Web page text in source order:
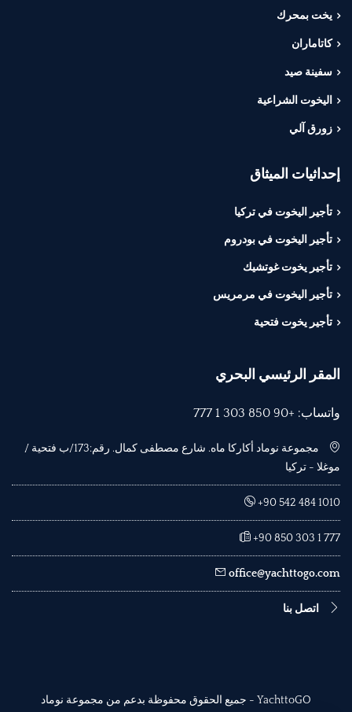
يخت بمحرك
كاتاماران
سفينة صيد
اليخوت الشراعية
زورق آلي
إحداثيات الميثاق
تأجير اليخوت في تركيا
تأجير اليخوت في بودروم
تأجير يخوت غوتشيك
تأجير اليخوت في مرمريس
تأجير يخوت فتحية
المقر الرئيسي البحري
واتساب: +90 850 303 1 777
مجموعة نوماد أكاركا ماه. شارع مصطفى كمال. رقم:173/ب فتحية /
موغلا - تركيا
+90 542 484 1010
+90 850 303 1 777
office@yachttogo.com
اتصل بنا
YachttoGO - جميع الحقوق محفوظة بدعم من مجموعة نوماد